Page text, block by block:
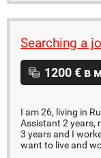
Searching a
1200 € в
I am 26, living in
Assistant 2 years,
3 years and I
want to live and